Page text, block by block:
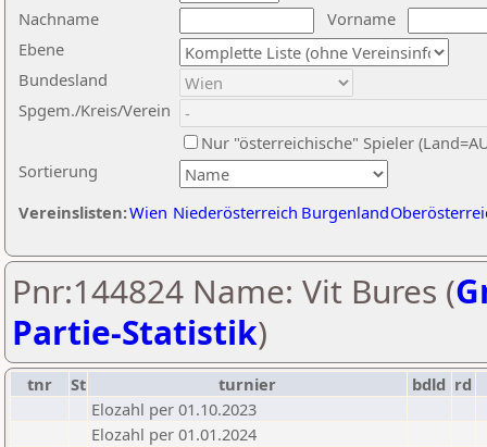
Nachname
Vorname
Ebene
Sortierung
Bundesland
Spgem./Kreis/Verein
Nur "österreichische" Spieler
Vereinslisten:Wien Niederösterreich Burgenland
Pnr:144824 Name: Vit Bures (
Partie-Statistik)
tnr St turnier bdld rd
Elozahl per 01.10.2023
Elozahl per 01.01.2024